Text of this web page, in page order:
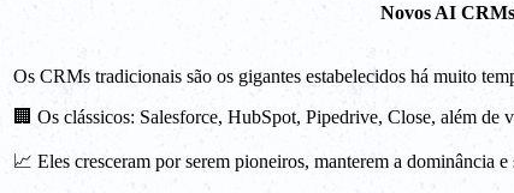
Novos AI
Os CRMs tradicionais são os gigantes estabelecidos há muito
🏢 Os clássicos: Salesforce, HubSpot, Pipedrive, Close, além
📈 Eles cresceram por serem pioneiros, manterem a dominância